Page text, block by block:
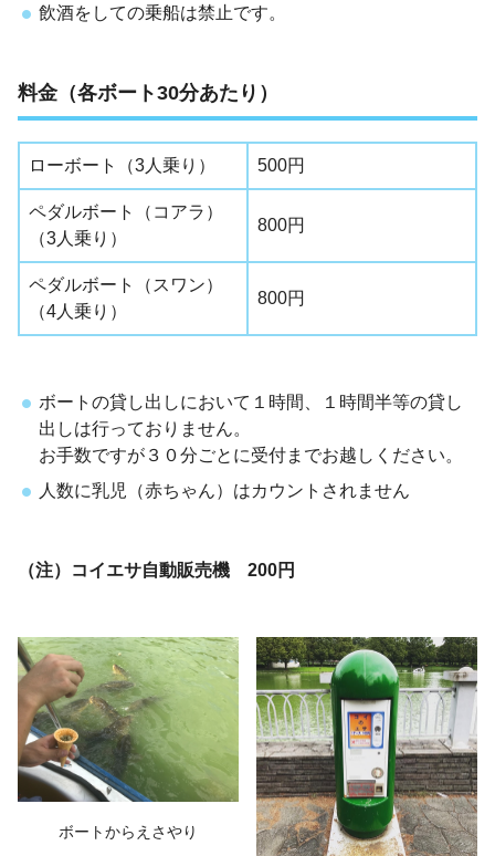
飲酒をしての乗船は禁止です。
料金（各ボート30分あたり）
ローボート（3人乗り） 500円
ペダルボート（コアラ）
（3人乗り）
800円
ペダルボート（スワン）
（4人乗り）
800円
ボートの貸し出しにおいて１時間、１時間半等の貸し
出しは行っておりません。
お手数ですが３０分ごとに受付までお越しください。
人数に乳児（赤ちゃん）はカウントされません
（注）コイエサ自動販売機 200円
ボートからえさやり